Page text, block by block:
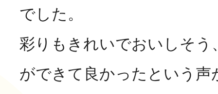
でした。
彩りもきれいでおいしそう
ができて良かったという声
長寿の里通所リハビリテ
長寿の里 デイサービスセ
デイサービス便り
グループホーム便り